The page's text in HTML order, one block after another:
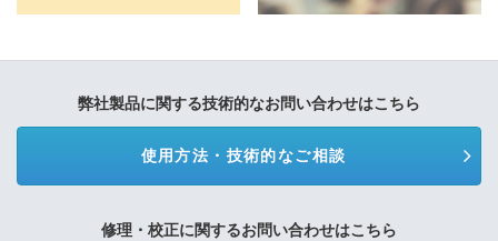
弊社製品に関する技術的なお問い合わせはこちら
使用方法・技術的なご相談
修理・校正に関するお問い合わせはこちら